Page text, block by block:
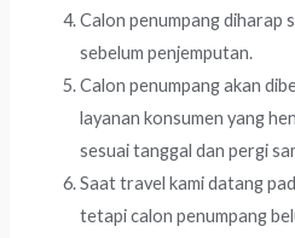
Calon penumpang diharap
sebelum penjemputan.
Calon penumpang akan
layanan konsumen yang
sesuai tanggal dan pergi
Saat travel kami datang
tetapi calon penumpang